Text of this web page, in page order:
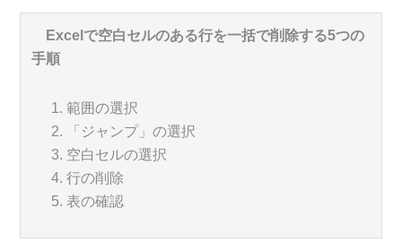
Excelで空白セルのある行を一括で削除する5つの
手順
範囲の選択
「ジャンプ」の選択
空白セルの選択
行の削除
表の確認